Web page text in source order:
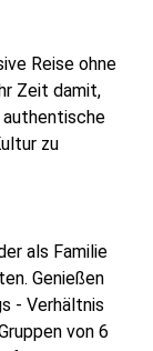
Reise ohne
Zeit damit,
authentische
zu
als Familie
Genießen
- Verhältnis
von 6